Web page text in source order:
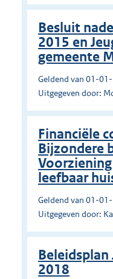
Besluit
2015 en
gemeente
Geldend van 01-
Uitgegeven door:
Financiële
Bijzondere
leefbaar
Geldend van 01-
Uitgegeven door:
2018